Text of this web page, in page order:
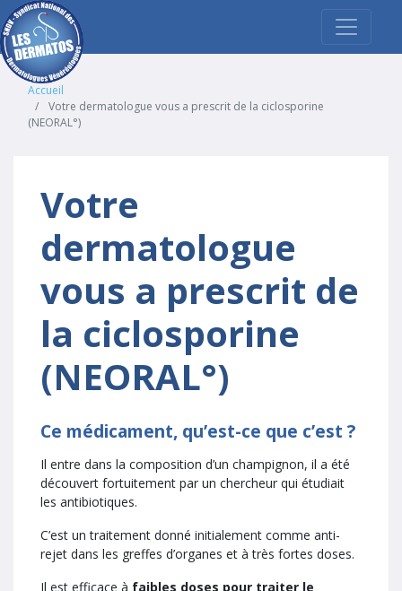
Accueil
Votre dermatologue vous a prescrit de la ciclosporine
(NEORAL°)
Votre
dermatologue
vous a prescrit de
la ciclosporine
(NEORAL°)
Ce médicament, qu’est-ce que c’est ?
Il entre dans la composition d’un champignon, il a été
découvert fortuitement par un chercheur qui étudiait
les antibiotiques.
C’est un traitement donné initialement comme anti-
rejet dans les greffes d’organes et à très fortes doses.
Il est efficace à faibles doses pour traiter le